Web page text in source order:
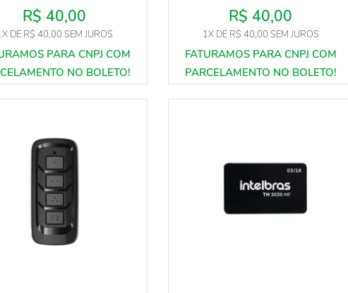
R$ 40,00
DE R$ 40,00 SEM JUROS
R$ 40,00
1XDE R$ 40,00 SEM JUROS